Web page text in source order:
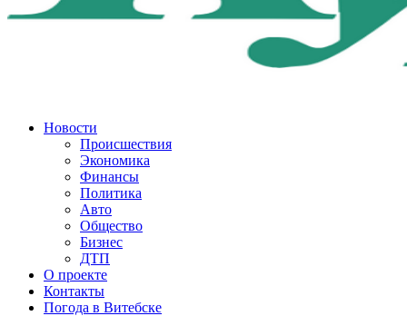
Новости
Происшествия
Экономика
Финансы
Политика
Авто
Общество
Бизнес
ДТП
О проекте
Контакты
Погода в Витебске